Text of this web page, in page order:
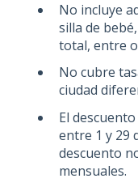
No incluye
silla de
total, entre
No cubre
ciudad
El
entre 1 y 29
descuento
mensuales.